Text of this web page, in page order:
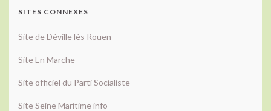
SITES CONNEXES
Site de Déville lès Rouen
Site En Marche
Site officiel du Parti Socialiste
Site Seine Maritime info